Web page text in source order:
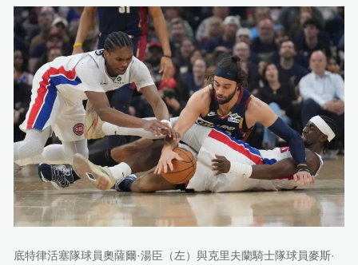
底特律活塞隊球員奧薩爾·湯臣（左）與克里夫蘭騎士隊球員麥斯·